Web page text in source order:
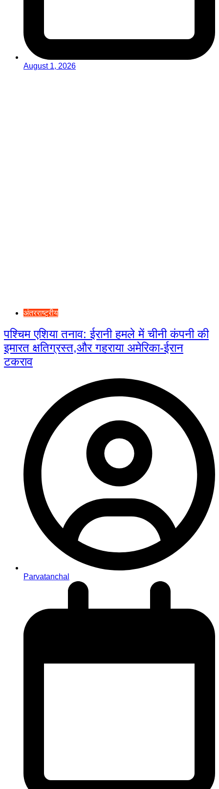
August 1, 2026
अंतरराष्ट्रीय
पश्चिम एशिया तनाव: ईरानी हमले में चीनी कंपनी की
इमारत क्षतिग्रस्त,और गहराया अमेरिका-ईरान
टकराव
Parvatanchal